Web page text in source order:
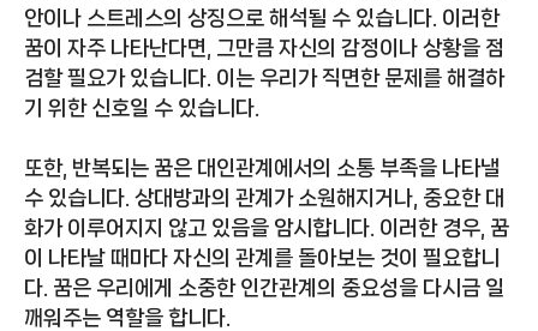
안이나 스트레스의 상징으로 해석될 수 있습니다. 이러한
꿈이 자주 나타난다면, 그만큼 자신의 감정이나 상황을 점
검할 필요가 있습니다. 이는 우리가 직면한 문제를 해결하
기 위한 신호일 수 있습니다.
또한, 반복되는 꿈은 대인관계에서의 소통 부족을 나타낼
수 있습니다. 상대방과의 관계가 소원해지거나, 중요한 대
화가 이루어지지 않고 있음을 암시합니다. 이러한 경우, 꿈
이 나타날 때마다 자신의 관계를 돌아보는 것이 필요합니
다. 꿈은 우리에게 소중한 인간관계의 중요성을 다시금 일
깨워주는 역할을 합니다.